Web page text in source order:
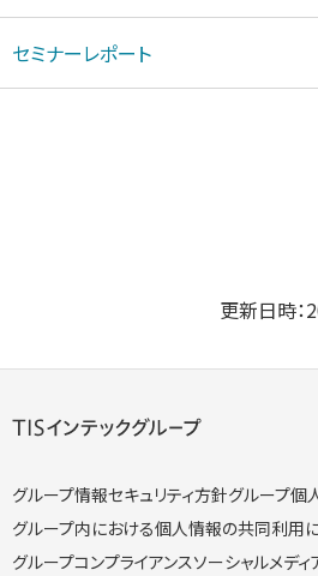
セミナーレポート
更新日時
グループ情報セキュリティ方針グループ個
グループ内における個人情報の共同利用
グループコンプライアンスソーシャルメディ